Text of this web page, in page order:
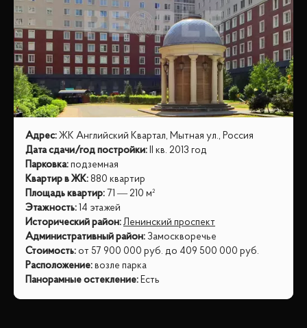
Адрес: ЖК Английский Квартал, Мытная ул., Россия
Дата сдачи/год постройки: II кв. 2013 год
Парковка: подземная
Квартир в ЖК: 880 квартир
Площадь квартир: 71 — 210 м²
Этажность: 14 этажей
Исторический район: Ленинский проспект
Административный район: Замоскворечье
Стоимость: от 57 900 000 руб. до 409 500 000 руб.
Расположение: возле парка
Панорамные остекление: Есть